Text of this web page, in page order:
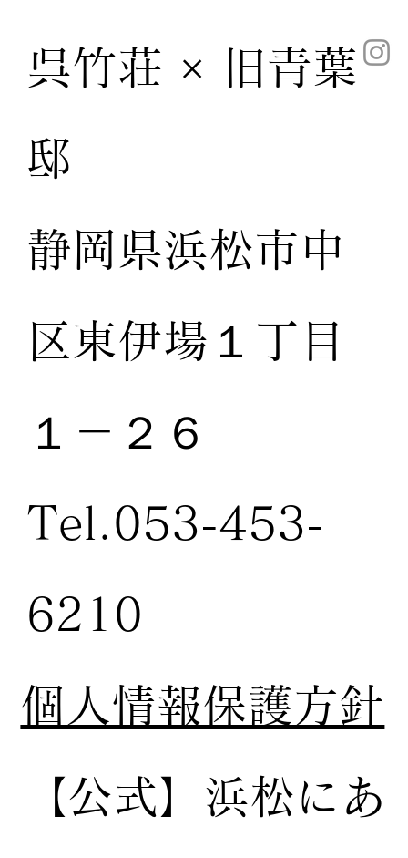
呉竹荘 × 旧青葉
邸
静岡県浜松市中
区東伊場１丁目
１－２６
Tel.053-453-
6210
個人情報保護方針
【公式】 浜松にあ